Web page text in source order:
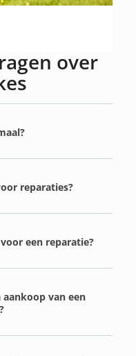
over
reparaties?
een reparatie?
van een